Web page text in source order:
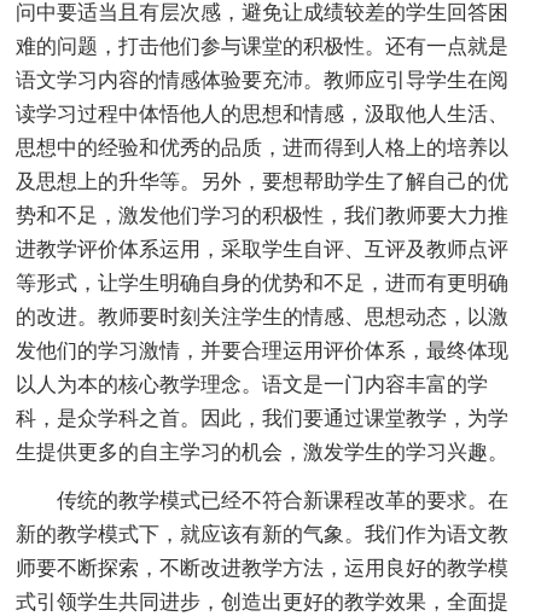
问中要适当且有层次感，避免让成绩较差的学生回答困
难的问题，打击他们参与课堂的积极性。还有一点就是
语文学习内容的情感体验要充沛。教师应引导学生在阅
读学习过程中体悟他人的思想和情感，汲取他人生活、
思想中的经验和优秀的品质，进而得到人格上的培养以
及思想上的升华等。另外，要想帮助学生了解自己的优
势和不足，激发他们学习的积极性，我们教师要大力推
进教学评价体系运用，采取学生自评、互评及教师点评
等形式，让学生明确自身的优势和不足，进而有更明确
的改进。教师要时刻关注学生的情感、思想动态，以激
发他们的学习激情，并要合理运用评价体系，最终体现
以人为本的核心教学理念。语文是一门内容丰富的学
科，是众学科之首。因此，我们要通过课堂教学，为学
生提供更多的自主学习的机会，激发学生的学习兴趣。
传统的教学模式已经不符合新课程改革的要求。在
新的教学模式下，就应该有新的气象。我们作为语文教
师要不断探索，不断改进教学方法，运用良好的教学模
式引领学生共同进步，创造出更好的教学效果，全面提